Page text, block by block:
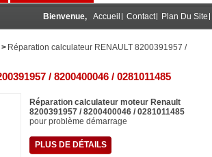
Bienvenue, Accueil Contact Plan Du Site
> Réparation calculateur RENAULT 8200391957 /
/ 8200400046 / 0281011485
Réparation calculateur moteur Renault
8200391957 / 8200400046 / 0281011485
pour problème démarrage
PLUS DE DÉTAILS